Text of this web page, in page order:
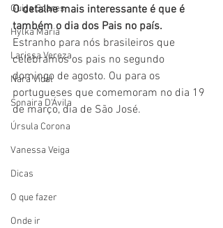
Guiga Soares
Hylka Maria
Larissa Vereza
Nara Vidal
Sonaira D'Ávila
Úrsula Corona
Vanessa Veiga
Dicas
O que fazer
Onde ir
O detalhe mais interessante é que é
também o dia dos Pais no país.
Estranho para nós brasileiros que
celebramos os pais no segundo
domingo de agosto. Ou para os
portugueses que comemoram no dia 19
de março, dia de São José.